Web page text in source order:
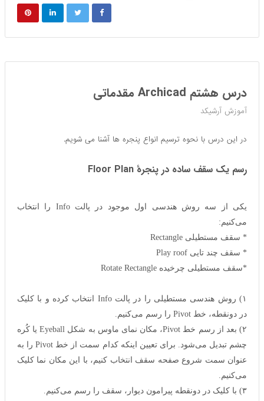
درس هشتم Archicad مقدماتی
آموزش آرشیکد
در این درس با نحوه ترسیم انواع پنجره ها آشنا می شویم.
رسم یک سقف ساده در پنجرهٔ Floor Plan
یکی از سه روش هندسی اول موجود در پالت Info را انتخاب
می‌کنیم:
* سقف مستطیلی Rectangle
* سقف چند تایی Play roof
*سقف مستطیلی چرخیده Rotate Rectangle
۱) روش هندسی مستطیلی را در پالت Info انتخاب کرده و با کلیک
در دونقطه، خط Pivot را رسم می‌کنیم.
۲) بعد از رسم خط Pivot، مکان نمای ماوس به شکل Eyeball یا کُره
چشم تبدیل می‌شود. برای تعیین اینکه کدام سمت از خط Pivot را به
عنوان سمت شروع صفحه سقف انتخاب کنیم، با این مکان نما کلیک
می‌کنیم.
۳) با کلیک در دونقطه پیرامون دیوار، سقف را رسم می‌کنیم.